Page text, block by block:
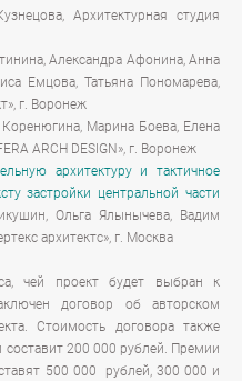
Архитектурная студия
Александра Афонина, Анна
Емцова, Татьяна Пономарева,
г. Воронеж
Марина Боева, Елена
ARСH DESIGN», г. Воронеж
архитектуру и тактичное
застройки центральной части
Ольга Ялынычева, Вадим
архитектс», г. Москва
чей проект будет выбран к
договор об авторском
Стоимость договора также
200 000 рублей. Премии
500 000 рублей, 300 000 и